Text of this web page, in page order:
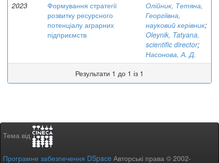
2023
Формування стратегії
розвитку ресурсного
потенціалу аграрних
підприємств
Олійник, Тетяна,
Георгіївна,
науковий керівник;
Oleynik, Tatyana,
scientific director;
Насонова, А. Д.
Результати 1 до 1 із 1
Тема від
Програмне забезпечення DSpace Авторські права © 2002-